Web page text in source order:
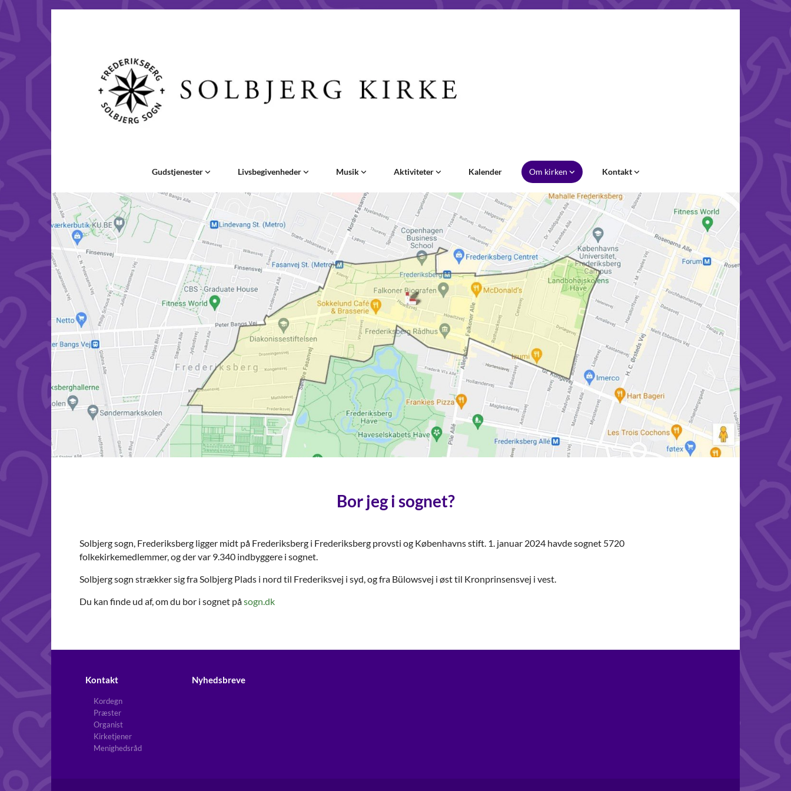
Gudstjenester Livsbegivenheder Musik Aktiviteter Kalender Om kirken Kontakt
Bor jeg i sognet?
Solbjerg sogn, Frederiksberg ligger midt på Frederiksberg i Frederiksberg provsti og Københavns stift. 1. januar 2024 havde sognet 5720
folkekirkemedlemmer, og der var 9.340 indbyggere i sognet.
Solbjerg sogn strækker sig fra Solbjerg Plads i nord til Frederiksvej i syd, og fra Bülowsvej i øst til Kronprinsensvej i vest.
Du kan finde ud af, om du bor i sognet påsogn.dk
Kontakt
Kordegn
Præster
Organist
Kirketjener
Menighedsråd
Nyhedsbreve